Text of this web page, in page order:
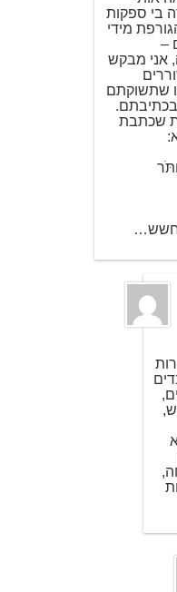
בי ספקות
מידי
–
אני מבקש
שתשוקתם
בכתיבתם.
שכתבת